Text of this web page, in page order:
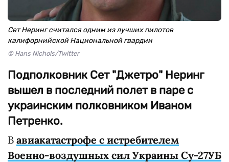
Сет Неринг считался одним из лучших пилотов
калифорнийской Национальной гвардии
© Hans Nichols/Twitter
Подполковник Сет "Джетро" Неринг
вышел в последний полет в паре с
украинским полковником Иваном
Петренко.
В авиакатастрофе с истребителем
Военно-воздушных сил Украины Су-27УБ